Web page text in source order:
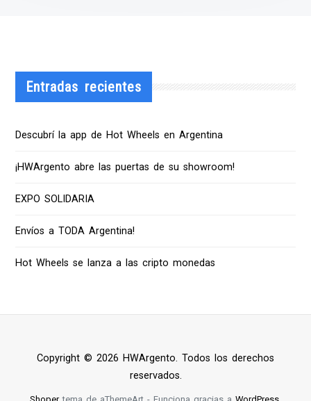
Entradas recientes
Descubrí la app de Hot Wheels en Argentina
¡HWArgento abre las puertas de su showroom!
EXPO SOLIDARIA
Envíos a TODA Argentina!
Hot Wheels se lanza a las cripto monedas
Copyright © 2026 HWArgento. Todos los derechos
reservados.